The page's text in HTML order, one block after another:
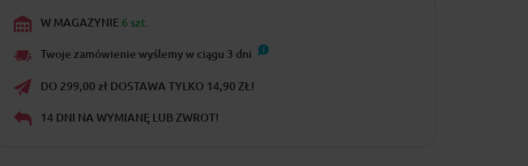
W MAGAZYNIE 6 szt.
Twoje zamówienie wyślemy w ciągu 3 dni
DO 299,00 zł DOSTAWA TYLKO 14,90 ZŁ!
14 DNI NA WYMIANĘ LUB ZWROT!